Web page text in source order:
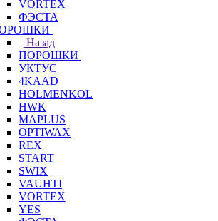
VORTEX
ФЭСТА
Назад
ПОРОШКИ
УКТУС
4KAAD
HOLMENKOL
HWK
MAPLUS
OPTIWAX
REX
START
SWIX
VAUHTI
VORTEX
YES